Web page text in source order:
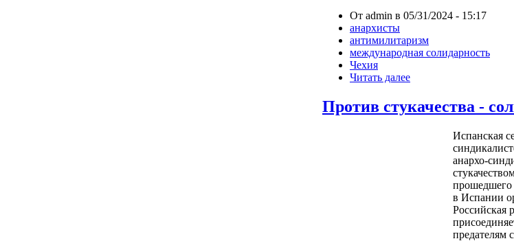
От admin в 05/31/2024 - 15:17
анархисты
антимилитаризм
международная солидарность
Чехия
Читать далее
Против стукачества -
Испанская
анархо-
прошедшего
в Испании
Российская
предателям